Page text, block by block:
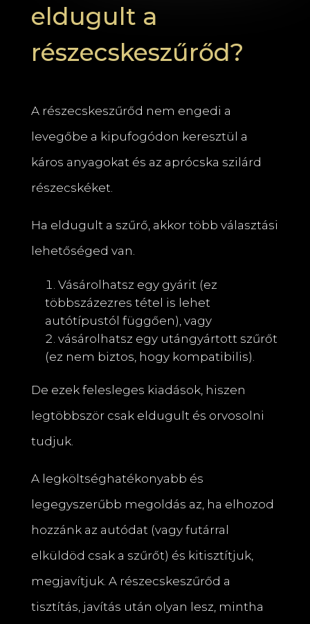
eldugult a
részecskeszűrőd?
A részecskeszűrőd nem engedi a
levegőbe a kipufogódon keresztül a
káros anyagokat és az aprócska szilárd
részecskéket.
Ha eldugult a szűrő, akkor több választási
lehetőséged van.
Vásárolhatsz egy gyárit (ez
többszázezres tétel is lehet
autótípustól függően), vagy
vásárolhatsz egy utángyártott szűrőt
(ez nem biztos, hogy kompatibilis).
De ezek felesleges kiadások, hiszen
legtöbbször csak eldugult és orvosolni
tudjuk.
A legköltséghatékonyabb és
legegyszerűbb megoldás az, ha elhozod
hozzánk az autódat (vagy futárral
elküldöd csak a szűrőt) és kitisztítjuk,
megjavítjuk. A részecskeszűrőd a
tisztítás, javítás után olyan lesz, mintha